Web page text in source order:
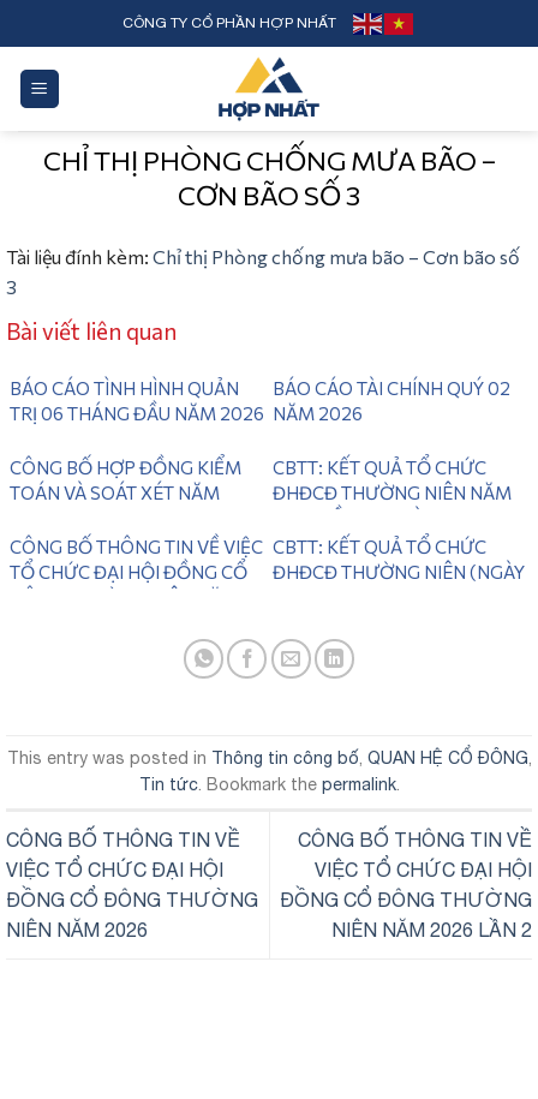
to
content
CÔNG TY CỔ PHẦN HỢP NHẤT
CHỈ THỊ PHÒNG CHỐNG MƯA BÃO –
CƠN BÃO SỐ 3
Tài liệu đính kèm: Chỉ thị Phòng chống mưa bão – Cơn bão số
3
Bài viết liên quan
BÁO CÁO TÌNH HÌNH QUẢN
TRỊ 06 THÁNG ĐẦU NĂM 2026
BÁO CÁO TÀI CHÍNH QUÝ 02
NĂM 2026
CÔNG BỐ HỢP ĐỒNG KIỂM
TOÁN VÀ SOÁT XÉT NĂM
CBTT: KẾT QUẢ TỔ CHỨC
ĐHĐCĐ THƯỜNG NIÊN NĂM
28/06/2026)
CÔNG BỐ THÔNG TIN VỀ VIỆC
TỔ CHỨC ĐẠI HỘI ĐỒNG CỔ
CBTT: KẾT QUẢ TỔ CHỨC
ĐHĐCĐ THƯỜNG NIÊN (NGÀY
This entry was posted in Thông tin công bố, QUAN HỆ CỔ ĐÔNG,
Tin tức. Bookmark the permalink.
CÔNG BỐ THÔNG TIN VỀ
VIỆC TỔ CHỨC ĐẠI HỘI
ĐỒNG CỔ ĐÔNG THƯỜNG
NIÊN NĂM 2026
CÔNG BỐ THÔNG TIN VỀ
VIỆC TỔ CHỨC ĐẠI HỘI
ĐỒNG CỔ ĐÔNG THƯỜNG
NIÊN NĂM 2026 LẦN 2